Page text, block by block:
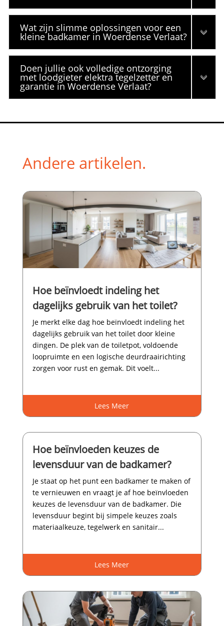
Wat zijn slimme oplossingen voor een
kleine badkamer in Woerdense Verlaat?
Doen jullie ook volledige ontzorging
met loodgieter elektra tegelzetter en
garantie in Woerdense Verlaat?
Andere artikelen.
Hoe beïnvloedt indeling het
dagelijks gebruik van het toilet?
Je merkt elke dag hoe beïnvloedt indeling het
dagelijks gebruik van het toilet door kleine
dingen.​ De plek van de toiletpot, voldoende
loopruimte en een logische deurdraairichting
zorgen voor rust en gemak.​ Dit voelt...
Lees Meer
Hoe beïnvloeden keuzes de
levensduur van de badkamer?
Je staat op het punt een badkamer te maken of
te vernieuwen en vraagt je af hoe beïnvloeden
keuzes de levensduur van de badkamer.​ Die
levensduur begint bij simpele keuzes zoals
materiaalkeuze, tegelwerk en sanitair...
Lees Meer